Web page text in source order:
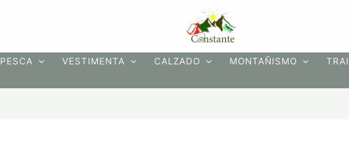
PESCA VESTIMENTA CALZADO MONTAÑISMO
precio: